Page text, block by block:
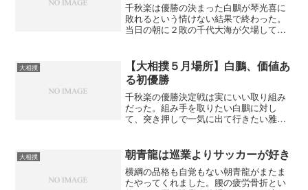
千秋楽は優勝の決まった白鵬が琴光喜に
敗れるという情けない結果で終わった。
当日の朝に２敗の千代大海が欠場して白
い。それが、横綱というもんでしょ
う。 それにしても１４日目に...
大相撲
【大相撲５月場所】白鵬、価値あ
る初優勝
千秋楽の優勝決定戦は実にいい取り組み
だった。組み手を取りたい白鵬に対し
て、突き押しで一気に出て行きたい雅
すが下から押っつけながら前に出る白鵬
の勢いが優ってついにまわしに...
大相撲 朝青龍は巡業よりサッカーが好き
横綱の品格も自覚もない朝青龍がまたま
たやってくれました。腰の疲労骨折とい